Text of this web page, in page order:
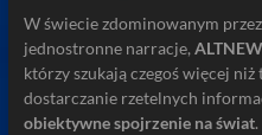
W świecie zdominowanym
jednostronne narracje,
którzy szukają czegoś więcej
dostarczanie rzetelnych
obiektywne spojrzenie na świat.